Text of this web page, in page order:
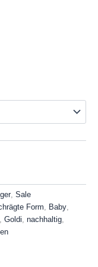
, Sale
Form, Baby,
, Goldi, nachhaltig,